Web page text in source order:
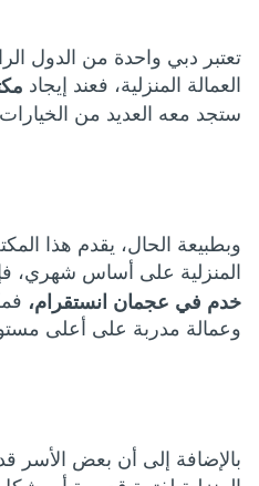
تعتبر دبي واحدة من الدول
العمالة المنزلية، فعند إيجاد
ستجد معه العديد من
وبطبيعة الحال، يقدم هذا
المنزلية على أساس شهري،
خدم في عجمان انستقرام،
وعمالة مدربة على أعلى
بالإضافة إلى أن بعض الأسر